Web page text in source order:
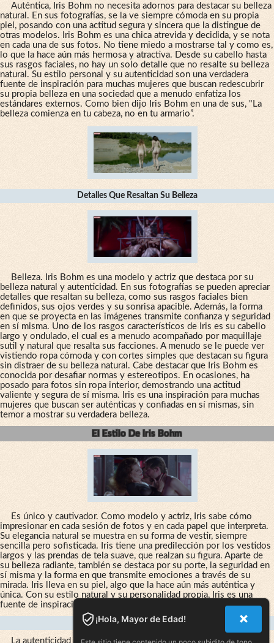
Auténtica, Iris Bohm no necesita adornos para destacar su belleza
natural. En sus fotografías, se la ve siempre cómoda en su propia
piel, posando con una actitud segura y sincera que la distingue de
otras modelos. Iris Bohm es una chica atrevida y decidida, y se nota
en cada una de sus fotos. No tiene miedo a mostrarse tal y como es,
lo que la hace aún más hermosa y atractiva. Desde su cabello hasta
sus rasgos faciales, no hay un solo detalle que no resalte su belleza
natural. Su estilo personal y su autenticidad son una verdadera
fuente de inspiración para muchas mujeres que buscan redescubrir
su propia belleza en una sociedad que a menudo enfatiza los
estándares externos. Como bien dijo Iris Bohm en una de sus, "La
belleza comienza en tu cabeza, no en tu armario”.
Detalles Que Resaltan Su Belleza
Belleza. Iris Bohm es una modelo y actriz que destaca por su
belleza natural y autenticidad. En sus fotografías se pueden apreciar
detalles que resaltan su belleza, como sus rasgos faciales bien
definidos, sus ojos verdes y su sonrisa apacible. Además, la forma
en que se proyecta en las imágenes transmite confianza y seguridad
en sí misma. Uno de los rasgos característicos de Iris es su cabello
largo y ondulado, el cual es a menudo acompañado por maquillaje
sutil y natural que resalta sus facciones. A menudo se le puede ver
vistiendo ropa cómoda y con cortes simples que destacan su figura
sin distraer de su belleza natural. Cabe destacar que Iris Bohm es
conocida por desafiar normas y estereotipos. En ocasiones, ha
posado para fotos sin ropa interior, demostrando una actitud
valiente y segura de sí misma. Iris es una inspiración para muchas
mujeres que buscan ser auténticas y confiadas en sí mismas, sin
temor a mostrar su verdadera belleza.
El Estilo De Iris Bohm
Es único y cautivador. Como modelo y actriz, Iris sabe cómo
impresionar en cada sesión de fotos y en cada papel que interpreta.
Su elegancia natural se muestra en su forma de vestir, siempre
sencilla pero sofisticada. Iris tiene una predilección por los vestidos
largos y las prendas de tela suave, que realzan su figura. Aparte de
su belleza radiante, también se destaca por su porte, la seguridad en
sí misma y la forma en que transmite emociones a través de su
mirada. Iris lleva en su piel, algo que la hace aún más auténtica y
única. Con su estilo natural y su personalidad propia, Iris es una
fuente de inspiración para muchas personas.
Inspiración En Su Autenticidad
La autenticidad es una característica que se siente en todas las
¡Hola, Mayor de Edad!